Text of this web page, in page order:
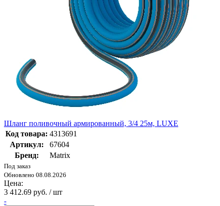
Шланг поливочный армированный, 3/4 25м, LUXE
Код товара: 4313691
Артикул:
67604
Бренд:
Matrix
Под заказ
Обновлено 08.08.2026
Цена:
3 412.69 руб. / шт
-